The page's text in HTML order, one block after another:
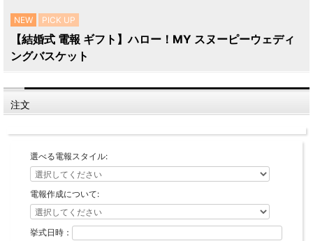
NEW PICK UP
【結婚式 電報 ギフト】ハロー！MY スヌーピーウェディ
ングバスケット
注文
選べる電報スタイル:
電報作成について:
挙式日時：